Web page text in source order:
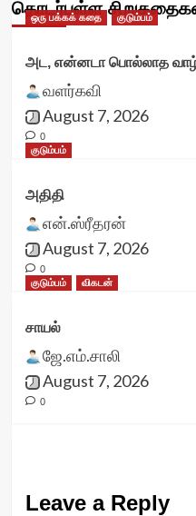
தொடர்புள்ள
ஒரு பக்கக் கதை குடும்பம்
அட, என்னடா பொல்லாத
வளர்கவி
August 7, 2026
0
குடும்பம்
அதிதி
என்.ஸ்ரீதரன்
August 7, 2026
0
குடும்பம்
விகடன்
சாயல்
ஜே.எம்.சாலி
August 7, 2026
0
Leave a Reply